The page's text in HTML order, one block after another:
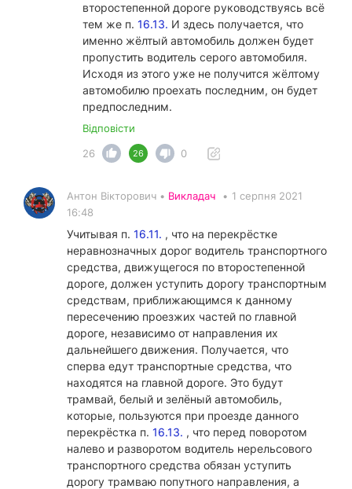
второстепенной дороге руководствуясь всё
тем же п. 16.13. И здесь получается, что
именно жёлтый автомобиль должен будет
пропустить водитель серого автомобиля.
Исходя из этого уже не получится жёлтому
автомобилю проехать последним, он будет
предпоследним.
Відповісти
26
26 0
Антон Вікторович • Викладач • 1 серпня 2021
16:48
Учитывая п. 16.11. , что на перекрёстке
неравнозначных дорог водитель транспортного
средства, движущегося по второстепенной
дороге, должен уступить дорогу транспортным
средствам, приближающимся к данному
пересечению проезжих частей по главной
дороге, независимо от направления их
дальнейшего движения. Получается, что
сперва едут транспортные средства, что
находятся на главной дороге. Это будут
трамвай, белый и зелёный автомобиль,
которые, пользуются при проезде данного
перекрёстка п. 16.13. , что перед поворотом
налево и разворотом водитель нерельсового
транспортного средства обязан уступить
дорогу трамваю попутного направления, а